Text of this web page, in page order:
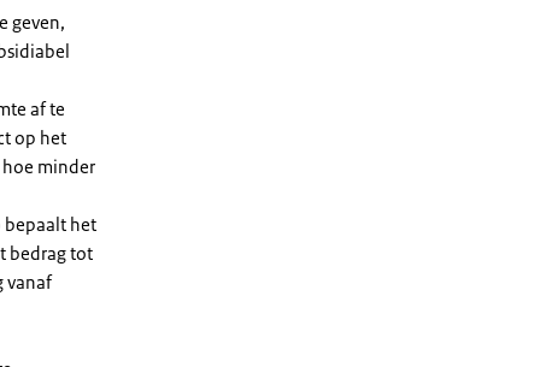
geven,
af te
op het
hoe minder
bepaalt het
bedrag tot
vanaf